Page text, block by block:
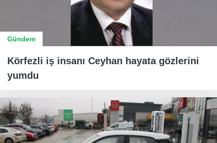
Gündem
Körfezli iş insanı Ceyhan hayata gözlerini
yumdu